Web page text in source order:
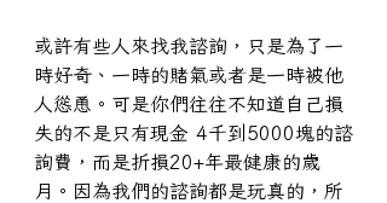
或許有些人來找我諮詢，只是為了一
時好奇、一時的賭氣或者是一時被他
人慫恿。可是你們往往不知道自己損
失的不是只有現金 4千到5000塊的諮
詢費，而是折損20+年最健康的歲
月。因為我們的諮詢都是玩真的，所